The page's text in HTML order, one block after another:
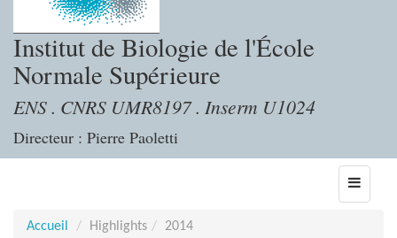
Institut de Biologie de l'École
Normale Supérieure
ENS . CNRS UMR8197 . Inserm U1024
Directeur : Pierre Paoletti
Toggle
Accueil
Highlights
2014